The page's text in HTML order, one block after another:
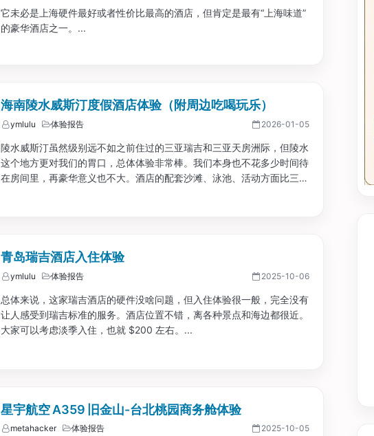
它未必是上海硬件最好或者性价比最高的酒店，但肯定是最有“上海味道”
的豪华酒店之一。...
海南陵水威斯汀度假酒店体验（附周边吃喝玩乐）
ymlulu 体验报告 2026-01-05
陵水威斯汀虽然级别远不如之前住过的三亚瑞吉和三亚天房洲际，但陵水
这个地方更对我们的胃口，总体体验非常棒。我们本身也不花多少时间待
在房间里，再豪华意义也不大。酒店的配套沙滩、泳池、活动方面比三亚
青岛瑞吉酒店入住体验
ymlulu 体验报告 2025-10-06
总体来说，这家瑞吉酒店的硬件没啥问题，但入住体验很一般，完全没有
让人感受到瑞吉标准的服务。酒店位置不错，离各种景点和海边都很近。
大家可以考虑淡季入住，也就 $200 左右。...
星宇航空 A359 旧金山-台北桃园商务舱体验
metahacker 体验报告 2025-10-05